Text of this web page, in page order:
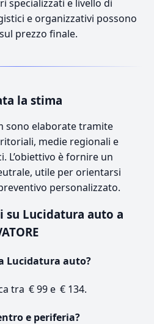
specializzati e livello di
e organizzativi possono
prezzo finale.
la stima
sono elaborate tramite
medie regionali e
L’obiettivo è fornire un
utile per orientarsi
personalizzato.
su Lucidatura auto a
Lucidatura auto?
tra € 99 e € 134.
e periferia?